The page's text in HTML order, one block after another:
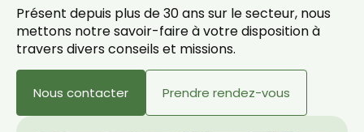
Présent depuis plus de 30 ans sur le secteur, nous
mettons notre savoir-faire à votre disposition à
travers divers conseils et missions.
Nous contacter Prendre rendez-vous